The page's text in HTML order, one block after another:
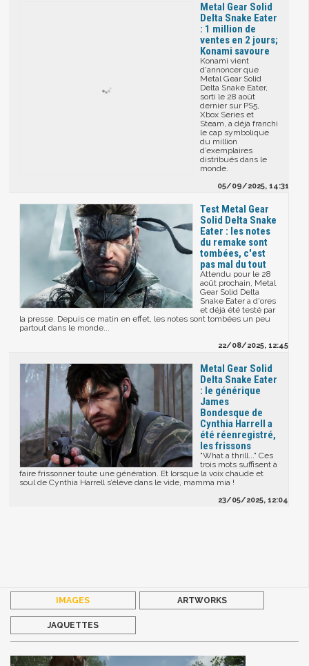
Metal Gear Solid
Delta Snake Eater
: 1 million de
ventes en 2 jours;
Konami savoure
Konami vient
d'annoncer que
Metal Gear Solid
Delta Snake Eater,
sorti le 28 août
dernier sur PS5,
Xbox Series et
Steam, a déjà franchi
le cap symbolique
du million
d’exemplaires
distribués dans le
monde.
05/09/2025, 14:31
Test Metal Gear
Solid Delta Snake
Eater : les notes
du remake sont
tombées, c'est
pas mal du tout
Attendu pour le 28
août prochain, Metal
Gear Solid Delta
Snake Eater a d'ores
et déjà été testé par
la presse. Depuis ce matin en effet, les notes sont tombées un peu
partout dans le monde...
22/08/2025, 12:45
Metal Gear Solid
Delta Snake Eater
: le générique
James
Bondesque de
Cynthia Harrell a
été réenregistré,
les frissons
"What a thrill..." Ces
trois mots suffisent à
faire frissonner toute une génération. Et lorsque la voix chaude et
soul de Cynthia Harrell s’élève dans le vide, mamma mia !
23/05/2025, 12:04
IMAGES ARTWORKS
JAQUETTES